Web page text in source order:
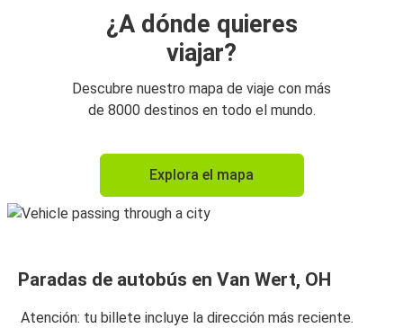
¿A dónde quieres
viajar?
Descubre nuestro mapa de viaje con más
de 8000 destinos en todo el mundo.
Explora el mapa
Paradas de autobús en Van Wert, OH
Atención: tu billete incluye la dirección más reciente.